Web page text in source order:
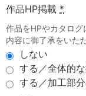
作品HP掲載 *
作品をHPやカタログ
内容に御了承をいた
しない
する／全体的
する／加工部